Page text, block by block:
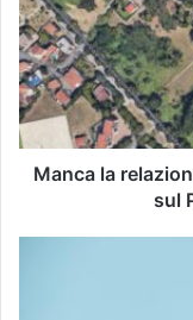
Manca la
sul